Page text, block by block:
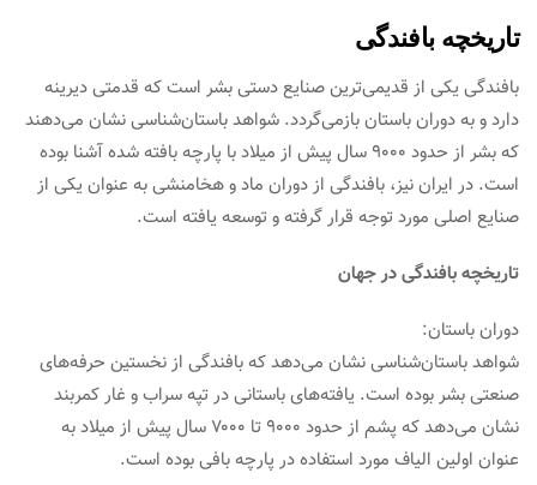
تاریخچه بافندگی
بافندگی یکی از قدیمی‌ترین صنایع دستی بشر است که قدمتی دیرینه
دارد و به دوران باستان بازمی‌گردد. شواهد باستان‌شناسی نشان می‌دهند
که بشر از حدود ۹۰۰۰ سال پیش از میلاد با پارچه بافته شده آشنا بوده
است. در ایران نیز، بافندگی از دوران ماد و هخامنشی به عنوان یکی از
صنایع اصلی مورد توجه قرار گرفته و توسعه یافته است.
تاریخچه بافندگی در جهان
دوران باستان:
شواهد باستان‌شناسی نشان می‌دهد که بافندگی از نخستین حرفه‌های
صنعتی بشر بوده است. یافته‌های باستانی در تپه سراب و غار کمربند
نشان می‌دهد که پشم از حدود ۹۰۰۰ تا ۷۰۰۰ سال پیش از میلاد به
عنوان اولین الیاف مورد استفاده در پارچه بافی بوده است.